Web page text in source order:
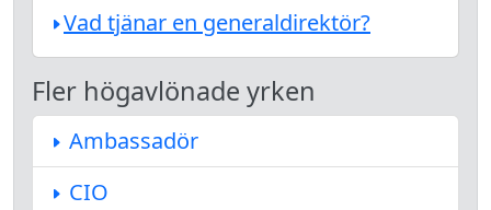
Vad tjänar en generaldirektör?
Fler högavlönade yrken
Ambassadör
CIO